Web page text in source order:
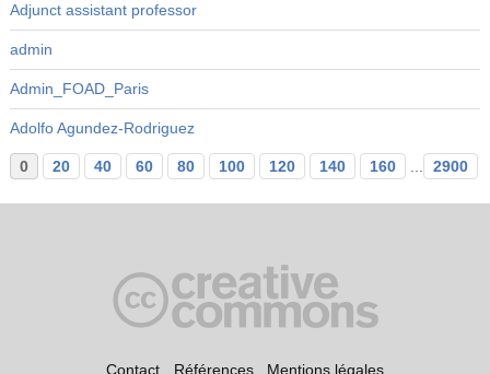
Adjunct assistant professor
admin
Admin_FOAD_Paris
Adolfo Agundez-Rodriguez
0 20 40 60 80 100 120 140 160 ... 2900
Contact Références Mentions légales